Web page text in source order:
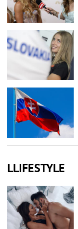
LLIFESTYLE